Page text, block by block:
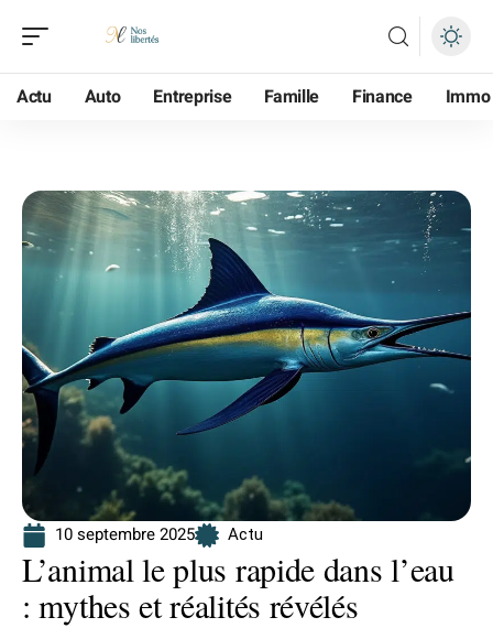
Actu Auto Entreprise Famille Finance Immo
10 septembre 2025 Actu
L’animal le plus rapide dans l’eau
: mythes et réalités révélés